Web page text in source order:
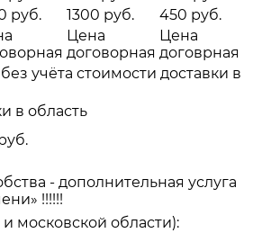
руб. 1300 руб.
450 руб.
Цена
договорная
Цена
договрная
учёта стоимости доставки в
в область
- дополнительная услуга
!!!!!!
московской области):